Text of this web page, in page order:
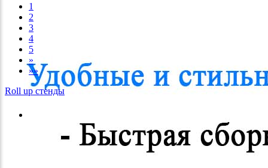
1
2
3
4
5
»
»»
Roll up стенды